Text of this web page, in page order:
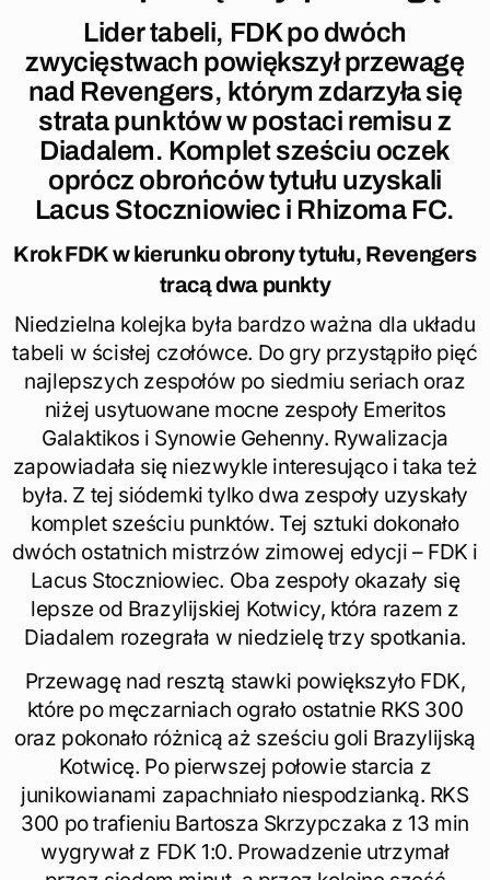
Lider tabeli, FDK po dwóch
zwycięstwach powiększył przewagę
nad Revengers, którym zdarzyła się
strata punktów w postaci remisu z
Diadalem. Komplet sześciu oczek
oprócz obrońców tytułu uzyskali
Lacus Stoczniowiec i Rhizoma FC.
Krok FDK w kierunku obrony tytułu, Revengers
tracą dwa punkty
Niedzielna kolejka była bardzo ważna dla układu
tabeli w ścisłej czołówce. Do gry przystąpiło pięć
najlepszych zespołów po siedmiu seriach oraz
niżej usytuowane mocne zespoły Emeritos
Galaktikos i Synowie Gehenny. Rywalizacja
zapowiadała się niezwykle interesująco i taka też
była. Z tej siódemki tylko dwa zespoły uzyskały
komplet sześciu punktów. Tej sztuki dokonało
dwóch ostatnich mistrzów zimowej edycji – FDK i
Lacus Stoczniowiec. Oba zespoły okazały się
lepsze od Brazylijskiej Kotwicy, która razem z
Diadalem rozegrała w niedzielę trzy spotkania.
Przewagę nad resztą stawki powiększyło FDK,
które po męczarniach ograło ostatnie RKS 300
oraz pokonało różnicą aż sześciu goli Brazylijską
Kotwicę. Po pierwszej połowie starcia z
junikowianami zapachniało niespodzianką. RKS
300 po trafieniu Bartosza Skrzypczaka z 13 min
wygrywał z FDK 1:0. Prowadzenie utrzymał